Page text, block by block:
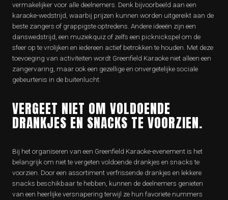
vermakelijker voor alle deelnemers. Denk bijvoorbeeld aan een
karaoke-wedstrijd, waarbij prijzen kunnen worden uitgereikt aan de
beste zangers of grappigste optredens. Andere ideeën zijn een
danswedstrijd, een muziekquiz of zelfs een picknickspel om de
sfeer op te vrolijken en iedereen actief betrokken te houden. Met deze
toevoeging van activiteiten wordt Greenfield Karaoke niet alleen een
zangervaring, maar ook een gezellige en onvergetelijke sociale
gebeurtenis in de buitenlucht.
VERGEET NIET OM VOLDOENDE
DRANKJES EN SNACKS TE VOORZIEN.
Bij het organiseren van een Greenfield Karaoke-evenement is het
belangrijk om niet te vergeten voldoende drankjes en snacks te
voorzien. Door een assortiment verfrissende drankjes en lekkere
snacks beschikbaar te hebben, kunnen de deelnemers genieten
van een heerlijke versnapering terwijl ze hun favoriete nummers